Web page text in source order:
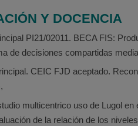
Y DOCENCIA
PI21/02011. BECA FIS:
de decisiones compartidas
CEIC FJD aceptado.
multicentrico uso de Lugol
de la relación de los